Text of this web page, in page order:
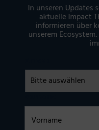
In unseren Updates
aktuelle Impact
informieren über
unserem